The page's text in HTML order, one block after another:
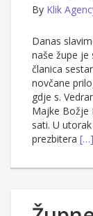
By Klik
Danas
naše župe je
članica
novčane
gdje s.
Majke Božje
sati. U
prezbitera […]